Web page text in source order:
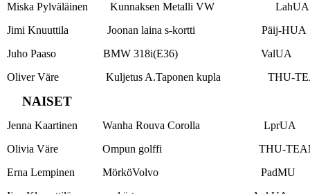
Miska Pylväläinen Kunnaksen Metalli VW LahUA
Jimi Knuuttila Joonan laina s-kortti Päij-HUA
Juho Paaso BMW 318i(E36) ValUA
Oliver Väre Kuljetus A.Taponen kupla THU-
NAISET
Jenna Kaartinen Wanha Rouva Corolla LprUA
Olivia Väre Ompun golffi THU-
Erna Lempinen MörköVolvo PadMU